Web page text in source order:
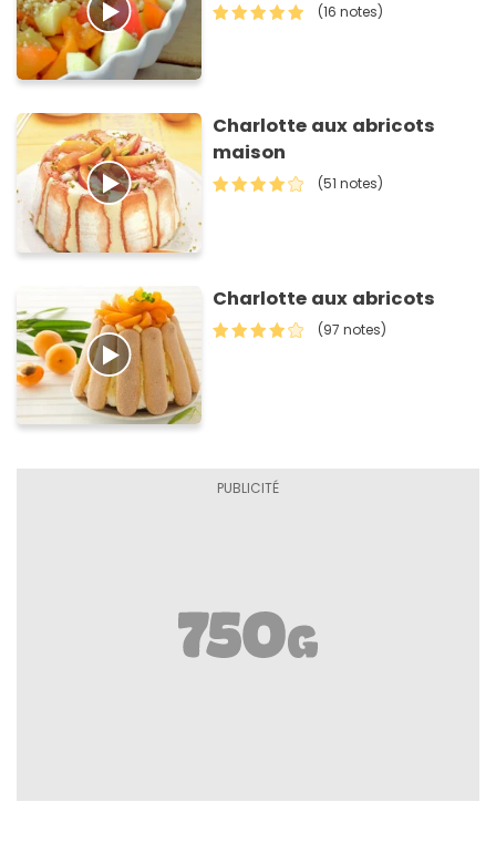
(16 notes)
Charlotte aux abricots
maison
(51 notes)
Charlotte aux abricots
(97 notes)